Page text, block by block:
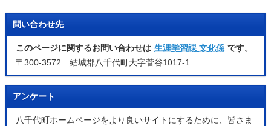
問い合わせ先
このページに関するお問い合わせは 生涯学習課 文化係 です。
〒300-3572 結城郡八千代町大字菅谷1017-1
アンケート
八千代町ホームページをより良いサイトにするために、皆さま